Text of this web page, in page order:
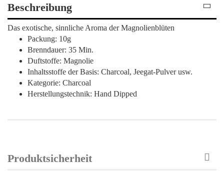
Beschreibung
Das exotische, sinnliche Aroma der Magnolienblüten
Packung: 10g
Brenndauer: 35 Min.
Duftstoffe: Magnolie
Inhaltsstoffe der Basis: Charcoal, Jeegat-Pulver usw.
Kategorie: Charcoal
Herstellungstechnik: Hand Dipped
Produktsicherheit